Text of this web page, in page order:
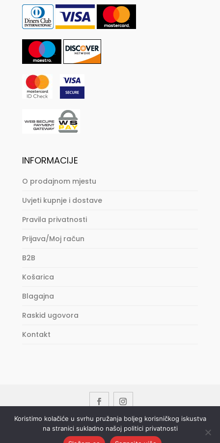
INFORMACIJE
O prodajnom mjestu
Uvjeti kupnje i dostave
Pravila privatnosti
Prijava/Moj račun
B2B
Košarica
Blagajna
Raskid ugovora
Kontakt
Copyright © 2023 DRIN d.o.o. All Rights
Koristimo kolačiće u svrhu pružanja boljeg korisničkog iskustva
na stranici sukladno našoj politici privatnosti